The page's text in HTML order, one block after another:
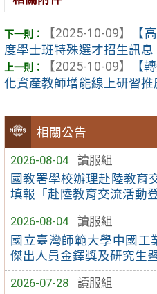
相關公告
2026-08-04
讀服組
國教署學校辦理赴陸教育
填報「赴陸教育交流活動
2026-08-04
讀服組
國立臺灣師範大學中國工
傑出人員金鐸獎及研究生
2026-07-28
讀服組
【2025-10-09】
【
度學士班特殊選才招生訊息
【2025-10-09】
【
化資產教師增能線上研習推